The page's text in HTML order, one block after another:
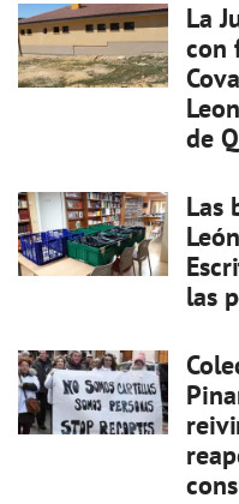
La
con
de
Las
las